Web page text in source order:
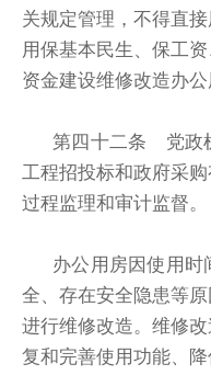
关规定管理，不得直
用保基本民生、保工
资金建设维修改造办公
第四十二条 党政
工程招投标和政府采
过程监理和审计监督。
办公用房因使用时
全、存在安全隐患等
进行维修改造。维修
复和完善使用功能、